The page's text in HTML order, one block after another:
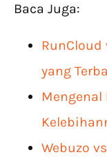
Baca Juga:
RunCloud
yang
Mengenal
Webuzo